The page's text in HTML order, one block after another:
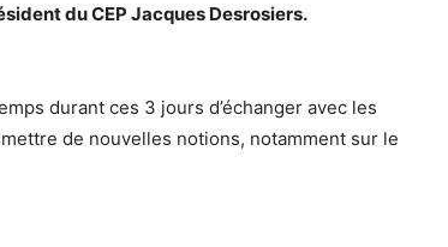
du CEP Jacques Desrosiers.
durant ces 3 jours d’échanger avec les
de nouvelles notions, notamment sur le